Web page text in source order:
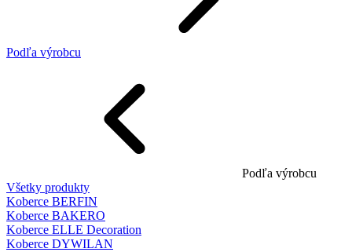
Podľa výrobcu
Podľa výrobcu
Všetky produkty
Koberce BERFIN
Koberce BAKERO
Koberce ELLE Decoration
Koberce DYWILAN